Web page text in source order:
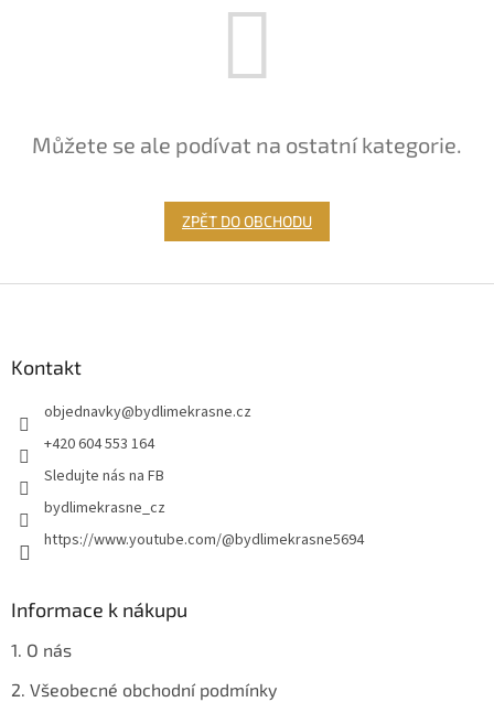
Můžete se ale podívat na ostatní kategorie.
ZPĚT DO OBCHODU
Kontakt
objednavky@bydlimekrasne.cz
+420 604 553 164
Sledujte nás na FB
bydlimekrasne_cz
https://www.youtube.com/@bydlimekrasne5694
Informace k nákupu
1. O nás
2. Všeobecné obchodní podmínky